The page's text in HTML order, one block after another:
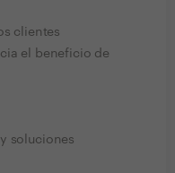
clientes
el beneficio de
soluciones